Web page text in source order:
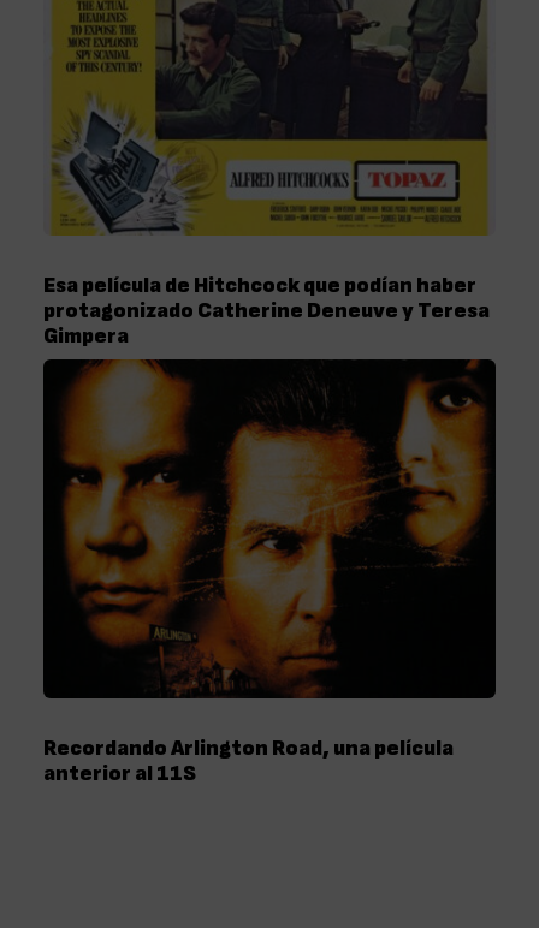
Esa película de Hitchcock que podían haber
protagonizado Catherine Deneuve y Teresa
Gimpera
Recordando Arlington Road, una película
anterior al 11S